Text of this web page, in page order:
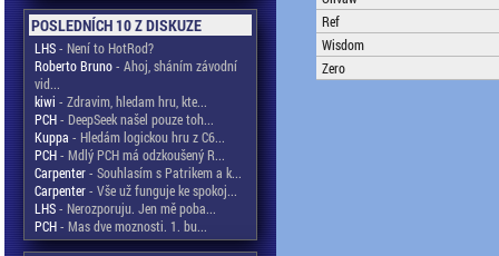
POSLEDNÍCH 10 Z DISKUZE
LHS- Není to HotRod?
Roberto Bruno- Ahoj, sháním závodní
vid...
kiwi - Zdravim, hledam hru, kte...
PCH- DeepSeek našel pouze toh...
Kuppa - Hledám logickou hru z C6...
PCH- Mdlý PCH má odzkoušený R...
Carpenter- Souhlasím s Patrikem a k...
Carpenter- Vše už funguje ke spokoj...
LHS- Nerozporuju. Jen mě poba...
PCH- Mas dve moznosti. 1. bu...
Ref
Wisdom
Zero